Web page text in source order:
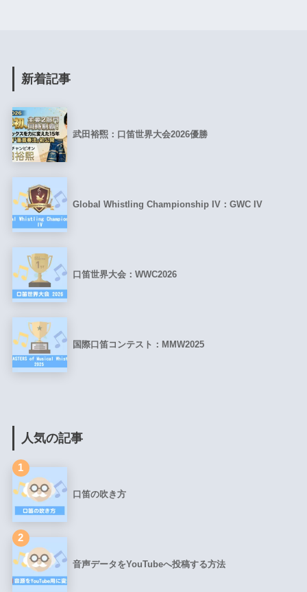
新着記事
武田裕煕：口笛世界大会2026優勝
Global Whistling Championship IV：GWC IV
口笛世界大会：WWC2026
国際口笛コンテスト：MMW2025
人気の記事
1
口笛の吹き方
2
音声データをYouTubeへ投稿する方法